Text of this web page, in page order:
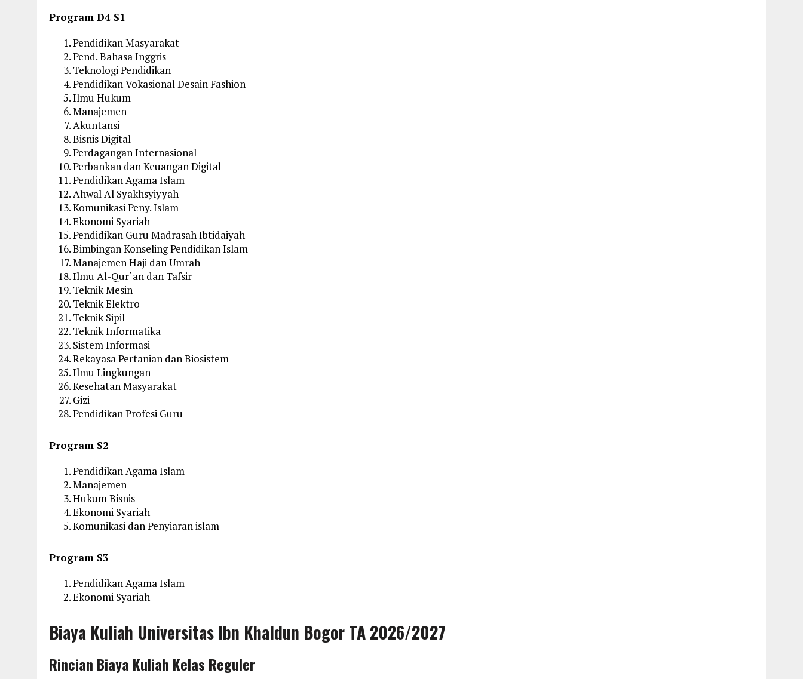
Program D4 S1
Pendidikan Masyarakat
Pend. Bahasa Inggris
Teknologi Pendidikan
Pendidikan Vokasional Desain Fashion
Ilmu Hukum
Manajemen
Akuntansi
Bisnis Digital
Perdagangan Internasional
Perbankan dan Keuangan Digital
Pendidikan Agama Islam
Ahwal Al Syakhsyiyyah
Komunikasi Peny. Islam
Ekonomi Syariah
Pendidikan Guru Madrasah Ibtidaiyah
Bimbingan Konseling Pendidikan Islam
Manajemen Haji dan Umrah
Ilmu Al-Qur`an dan Tafsir
Teknik Mesin
Teknik Elektro
Teknik Sipil
Teknik Informatika
Sistem Informasi
Rekayasa Pertanian dan Biosistem
Ilmu Lingkungan
Kesehatan Masyarakat
Gizi
Pendidikan Profesi Guru
Program S2
Pendidikan Agama Islam
Manajemen
Hukum Bisnis
Ekonomi Syariah
Komunikasi dan Penyiaran islam
Program S3
Pendidikan Agama Islam
Ekonomi Syariah
Biaya Kuliah Universitas Ibn Khaldun Bogor TA 2026/2027
Rincian Biaya Kuliah Kelas Reguler